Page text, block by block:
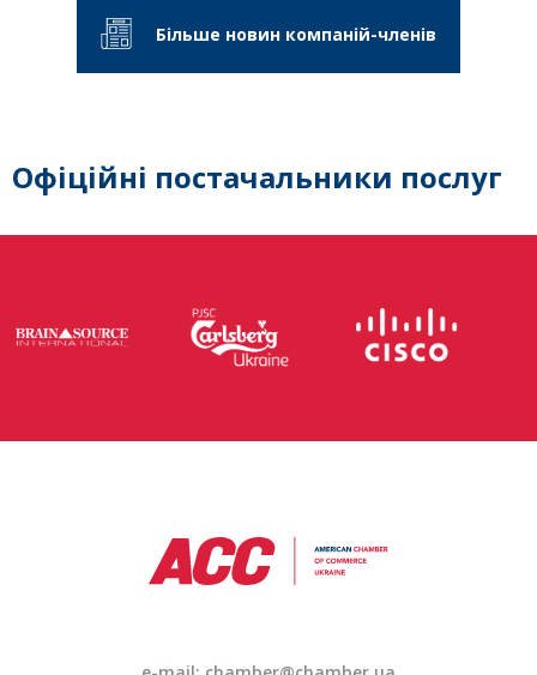
Більше новин компаній-членів
Офіційні постачальники послуг